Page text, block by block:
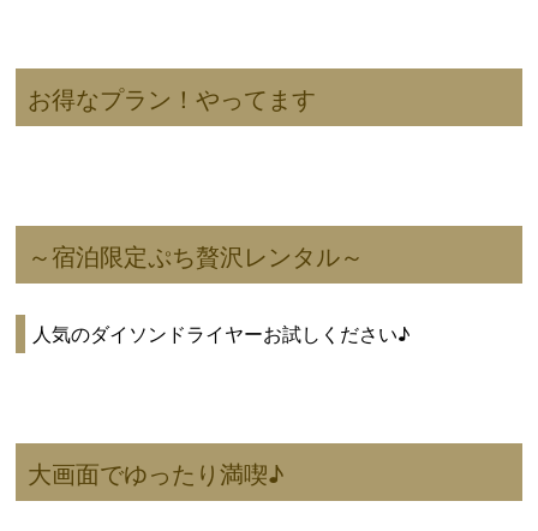
お得なプラン！やってます
～宿泊限定ぷち贅沢レンタル～
人気のダイソンドライヤーお試しください♪
大画面でゆったり満喫♪